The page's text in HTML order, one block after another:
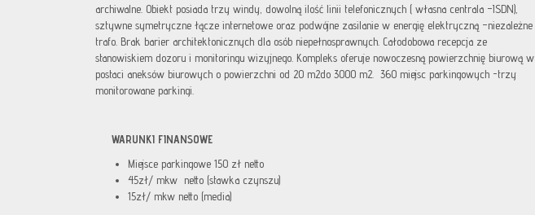
archiwalne. Obiekt posiada trzy windy, dowolną ilość linii telefonicznych ( własna centrala –ISDN),
sztywne symetryczne łącze internetowe oraz podwójne zasilanie w energię elektryczną –niezależne
trafo. Brak barier architektonicznych dla osób niepełnosprawnych. Całodobowa recepcja ze
stanowiskiem dozoru i monitoringu wizyjnego. Kompleks oferuje nowoczesną powierzchnię biurową w
postaci aneksów biurowych o powierzchni od 20 m2do 3000 m2. 360 miejsc parkingowych -trzy
monitorowane parkingi.
WARUNKI FINANSOWE
Miejsce parkingowe 150 zł netto
45zł/ mkw netto (stawka czynszu)
15zł/ mkw netto (media)